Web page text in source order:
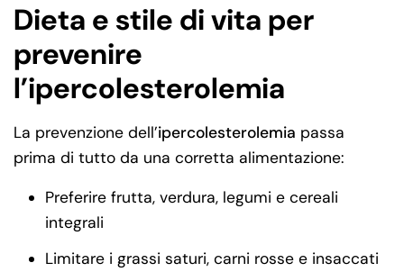
Dieta e stile di vita per
prevenire
l’ipercolesterolemia
La prevenzione dell’ipercolesterolemia passa
prima di tutto da una corretta alimentazione:
Preferire frutta, verdura, legumi e cereali
integrali
Limitare i grassi saturi, carni rosse e insaccati